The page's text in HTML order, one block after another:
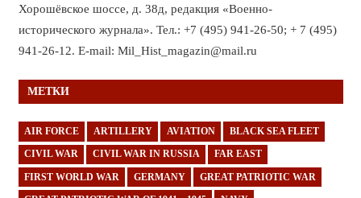
Хорошёвское шоссе, д. 38д, редакция «Военно-
исторического журнала». Тел.: +7 (495) 941-26-50; + 7 (495)
941-26-12. E-mail: Mil_Hist_magazin@mail.ru
МЕТКИ
AIR FORCE ARTILLERY AVIATION BLACK SEA FLEET
CIVIL WAR CIVIL WAR IN RUSSIA FAR EAST
FIRST WORLD WAR GERMANY GREAT PATRIOTIC WAR